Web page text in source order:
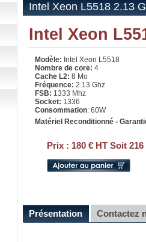
Intel Xeon L5518 2.13
Intel Xeon
Modèle: Intel Xeon L5518
Nombre de core: 4
Cache L2: 8 Mo
Fréquence: 2.13 Ghz
FSB: 1333 Mhz
Socket: 1336
Consommation: 60W
Matériel Reconditionné -
Prix : 180 € HT Soit 216
Présentation Contactez